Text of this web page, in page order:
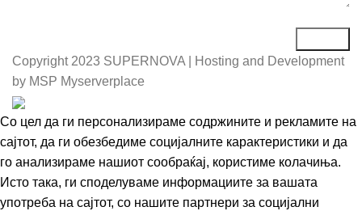
Copyright 2023 SUPERNOVA | Hosting and Development
by MSP Myserverplace
Со цел да ги персонализираме содржините и рекламите на
сајтот, да ги обезбедиме социјалните карактеристики и да
го анализираме нашиот сообраќај, користиме колачиња.
Исто така, ги споделуваме информациите за вашата
употреба на сајтот, со нашите партнери за социјални